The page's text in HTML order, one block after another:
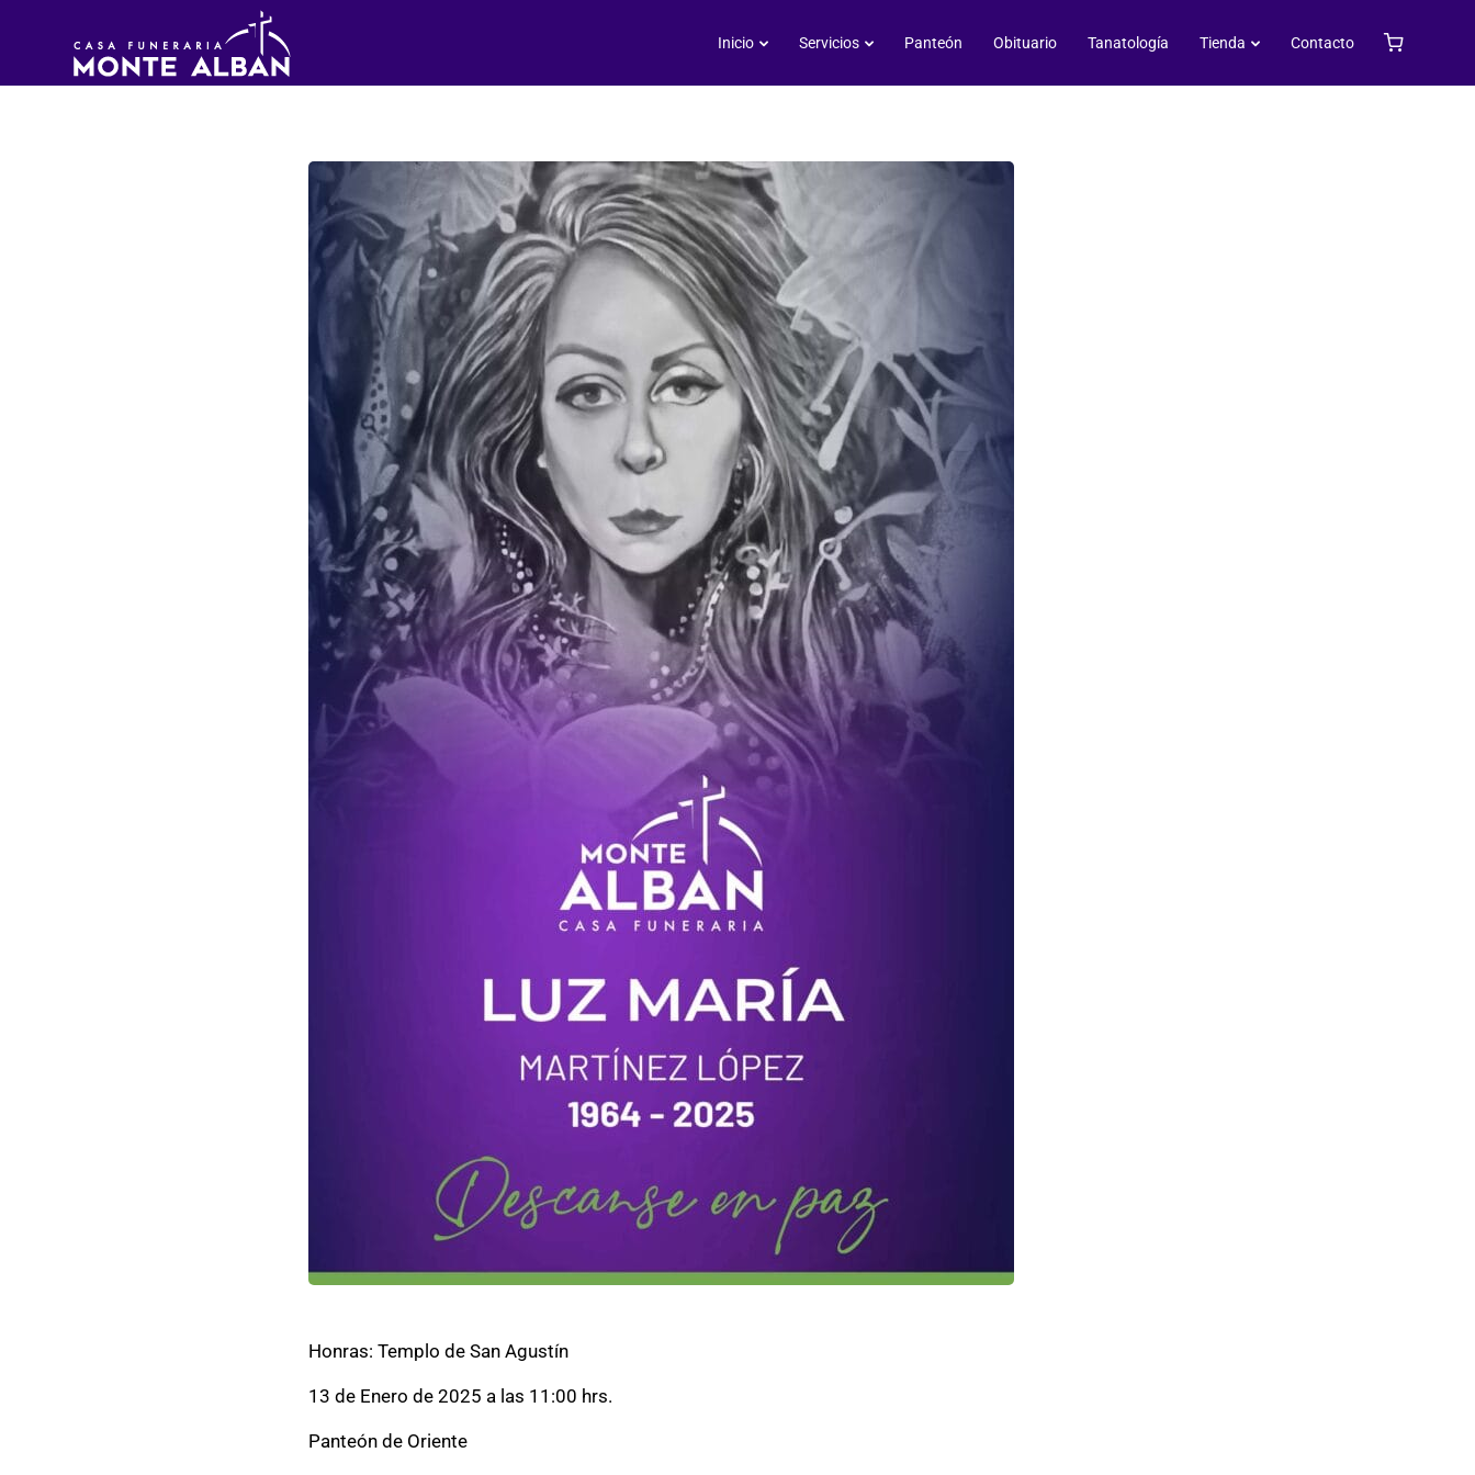
Inicio Servicios Panteón Obituario Tanatología Tienda Contacto
Luz María Martínez López
Honras: Templo de San Agustín
13 de Enero de 2025 a las 11:00 hrs.
Panteón de Oriente